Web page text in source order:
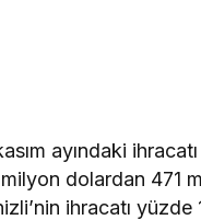
ayındaki
milyon dolardan 471
ihracatı yüzde